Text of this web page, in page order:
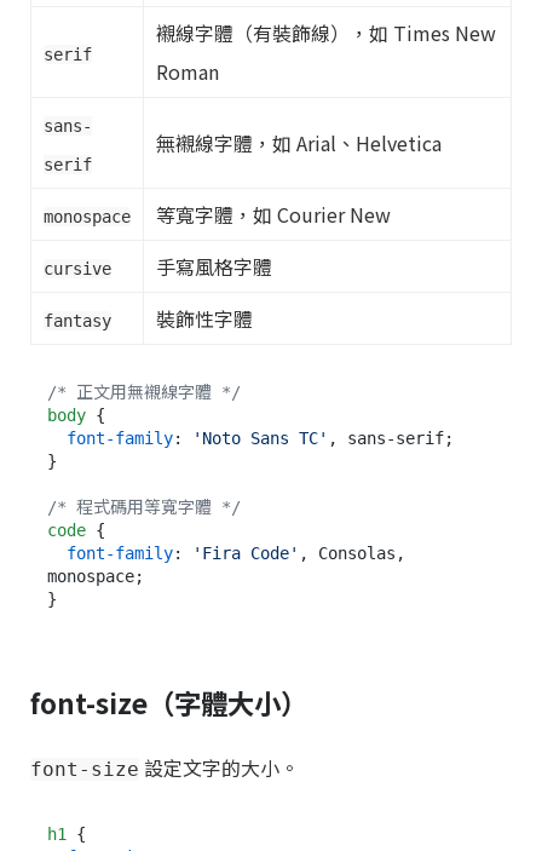
serif
襯線字體（有裝飾線），如 Times New
Roman
sans-
serif
無襯線字體，如 Arial、Helvetica
monospace 等寬字體，如 Courier New
cursive 手寫風格字體
fantasy 裝飾性字體
/* 正文用無襯線字體 */
body {
font-family: 'Noto Sans TC' , sans-serif;
}
/* 程式碼用等寬字體 */
code {
font-family: 'Fira Code' , Consolas,
monospace;
font-size（字體大小）
font-size 設定文字的大小。
h1
{